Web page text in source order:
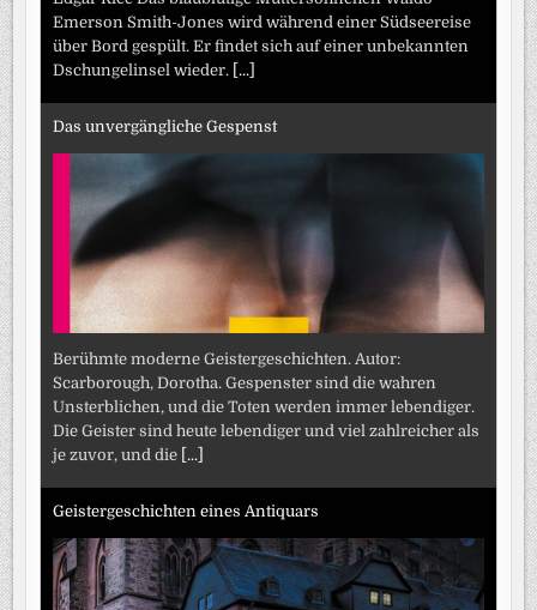
Emerson Smith-Jones wird während einer Südseereise
über Bord gespült. Er findet sich auf einer unbekannten
Dschungelinsel wieder. [...]
Das unvergängliche Gespenst
Berühmte moderne Geistergeschichten. Autor:
Scarborough, Dorotha. Gespenster sind die wahren
Unsterblichen, und die Toten werden immer lebendiger.
Die Geister sind heute lebendiger und viel zahlreicher als
je zuvor, und die [...]
Geistergeschichten eines Antiquars